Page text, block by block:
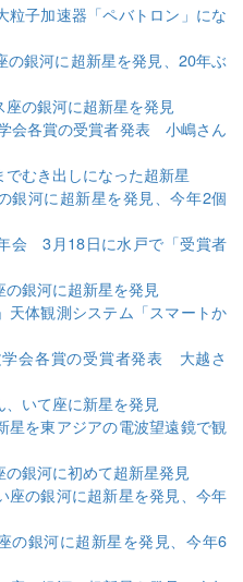
粒子加速器「ペバトロン」にな
の銀河に超新星を発見、20年ぶ
の銀河に超新星を発見
会各賞の受賞者発表 小嶋さん
むき出しになった超新星
銀河に超新星を発見、今年2個
会 3月18日に水戸で「受賞者
銀河に超新星を発見
天体観測システム「スマートか
会各賞の受賞者発表 大越さ
いて座に新星を発見
星を東アジアの電波望遠鏡で観
銀河に初めて超新星発見
座の銀河に超新星を発見、今年
の銀河に超新星を発見、今年6